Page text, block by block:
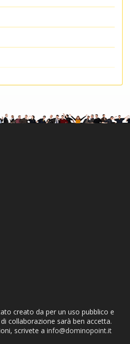
creato da per un uso pubblico e
collaborazione sarà ben accetta.
scrivete a info@dominopoint.it